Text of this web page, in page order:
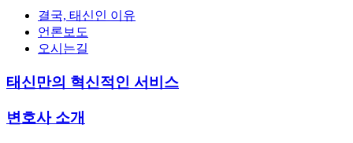
결국, 태신인 이유
언론보도
오시는길
태신만의 혁신적인 서비스
변호사 소개